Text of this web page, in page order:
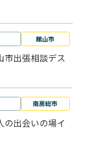
館山市
市出張相談デス
南房総市
の出会いの場イ